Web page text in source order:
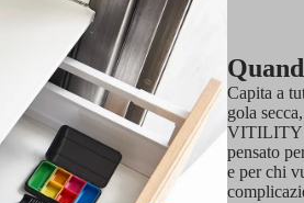
Capita a
gola
VITILITY
pensato
e per chi